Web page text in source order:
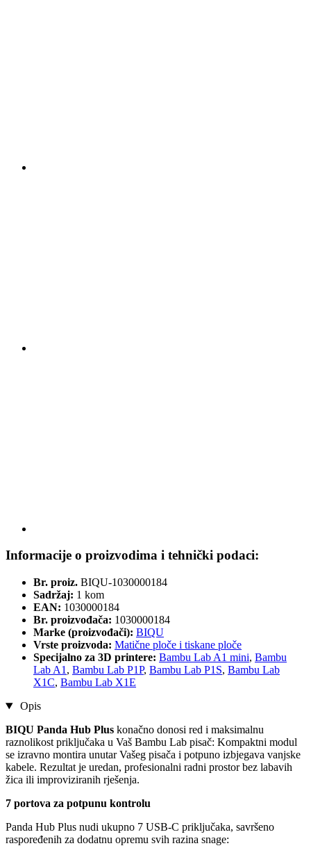
Informacije o proizvodima i tehnički podaci:
Br. proiz. BIQU-1030000184
Sadržaj: 1 kom
EAN: 1030000184
Br. proizvođača: 1030000184
Marke (proizvođači): BIQU
Vrste proizvoda: Matične ploče i tiskane ploče
Specijalno za 3D printere: Bambu Lab A1 mini, Bambu
Lab A1 , Bambu Lab P1P, Bambu Lab P1S, Bambu Lab
X1C, Bambu Lab X1E
Opis
BIQU Panda Hub Plus konačno donosi red i maksimalnu
raznolikost priključaka u Vaš Bambu Lab pisač: Kompaktni modul
se izravno montira unutar Vašeg pisača i potpuno izbjegava vanjske
kabele. Rezultat je uredan, profesionalni radni prostor bez labavih
žica ili improviziranih rješenja.
7 portova za potpunu kontrolu
Panda Hub Plus nudi ukupno 7 USB-C priključaka, savršeno
raspoređenih za dodatnu opremu svih razina snage: